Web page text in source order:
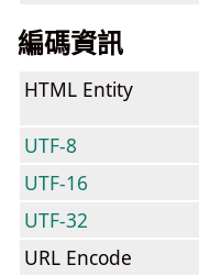
編碼資訊
HTML Entity
UTF-8
UTF-16
UTF-32
URL Encode